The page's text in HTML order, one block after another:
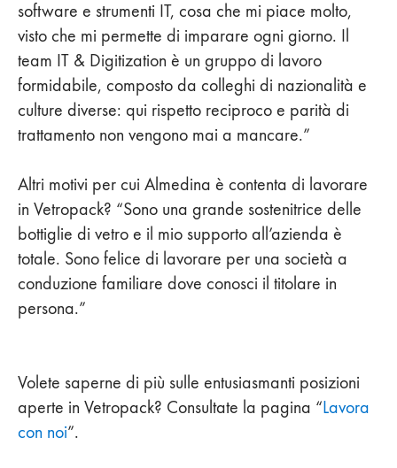
software e strumenti IT, cosa che mi piace molto,
visto che mi permette di imparare ogni giorno. Il
team IT & Digitization è un gruppo di lavoro
formidabile, composto da colleghi di nazionalità e
culture diverse: qui rispetto reciproco e parità di
trattamento non vengono mai a mancare.”
Altri motivi per cui Almedina è contenta di lavorare
in Vetropack? “Sono una grande sostenitrice delle
bottiglie di vetro e il mio supporto all’azienda è
totale. Sono felice di lavorare per una società a
conduzione familiare dove conosci il titolare in
persona.”
Volete saperne di più sulle entusiasmanti posizioni
aperte in Vetropack? Consultate la pagina “Lavora
con noi”.